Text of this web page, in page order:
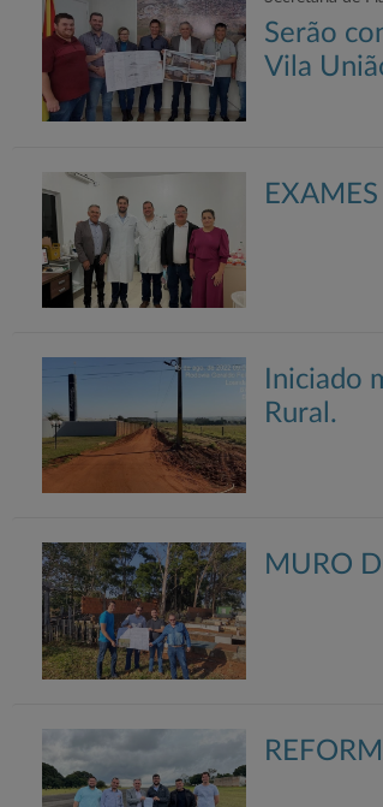
Serão
Vila
Iniciado
Rural.
MURO